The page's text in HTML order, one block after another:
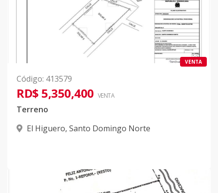
VENTA
Código: 413579
RD$ 5,350,400 VENTA
Terreno
El Higuero, Santo Domingo Norte